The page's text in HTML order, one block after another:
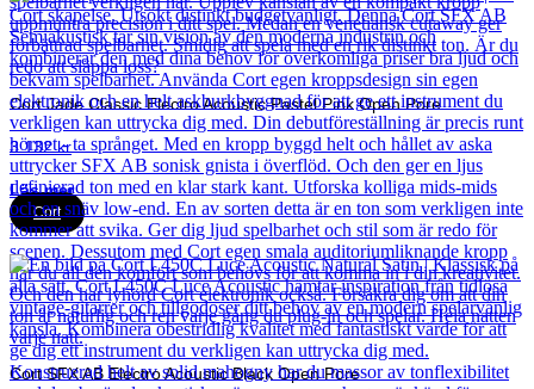
Cort Jade Classic Electro Acoustic Pastel Pink Open Pore
3 132kr
Läs mer
Cort
Cort SFX AB Electro Acoustic Black Open Pore